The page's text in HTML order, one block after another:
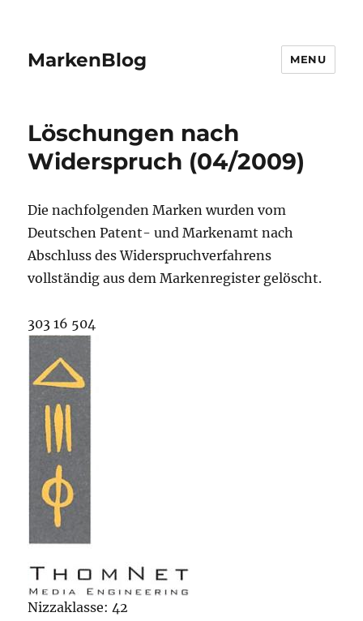
MarkenBlog MENU
Löschungen nach
Widerspruch (04/2009)
Die nachfolgenden Marken wurden vom
Deutschen Patent- und Markenamt nach
Abschluss des Widerspruchverfahrens
vollständig aus dem Markenregister gelöscht.
303 16 504
Nizzaklasse: 42